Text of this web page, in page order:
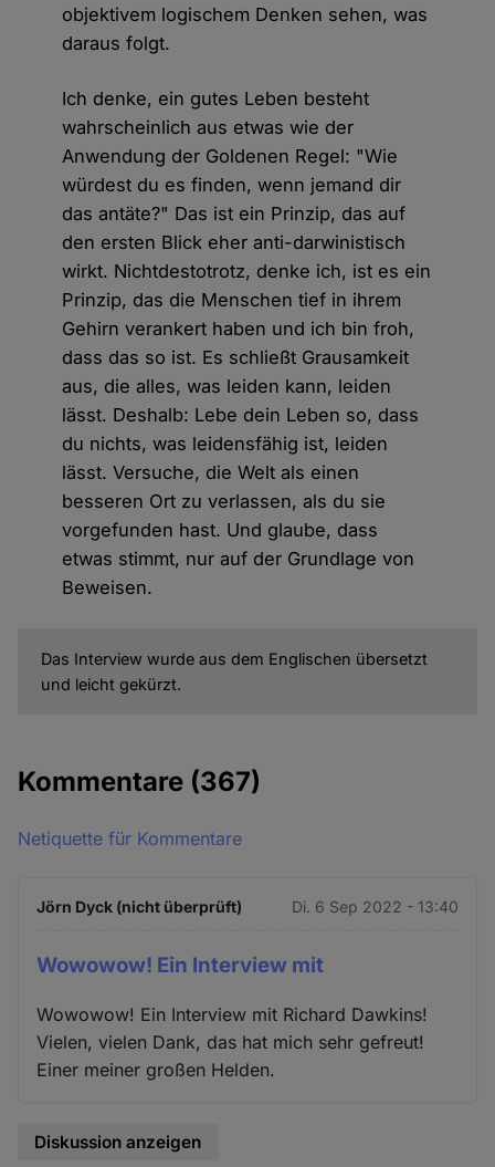
objektivem logischem Denken sehen, was
daraus folgt.
Ich denke, ein gutes Leben besteht
wahrscheinlich aus etwas wie der
Anwendung der Goldenen Regel: "Wie
würdest du es finden, wenn jemand dir
das antäte?" Das ist ein Prinzip, das auf
den ersten Blick eher anti-darwinistisch
wirkt. Nichtdestotrotz, denke ich, ist es ein
Prinzip, das die Menschen tief in ihrem
Gehirn verankert haben und ich bin froh,
dass das so ist. Es schließt Grausamkeit
aus, die alles, was leiden kann, leiden
lässt. Deshalb: Lebe dein Leben so, dass
du nichts, was leidensfähig ist, leiden
lässt. Versuche, die Welt als einen
besseren Ort zu verlassen, als du sie
vorgefunden hast. Und glaube, dass
etwas stimmt, nur auf der Grundlage von
Beweisen.
Das Interview wurde aus dem Englischen übersetzt
und leicht gekürzt.
Kommentare (367)
Netiquette für Kommentare
Jörn Dyck (nicht überprüft) Di. 6 Sep 2022 - 13:40
Wowowow! Ein Interview mit
Wowowow! Ein Interview mit Richard Dawkins!
Vielen, vielen Dank, das hat mich sehr gefreut!
Einer meiner großen Helden.
Diskussion anzeigen